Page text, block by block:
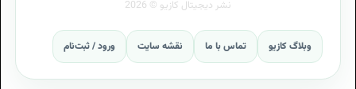
وبلاگ کازیو تماس با ما نقشه سایت ورود / ثبت‌نام